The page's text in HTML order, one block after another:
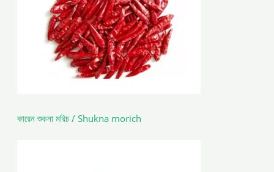
কারেন শুকনা মরিচ / Shukna morich